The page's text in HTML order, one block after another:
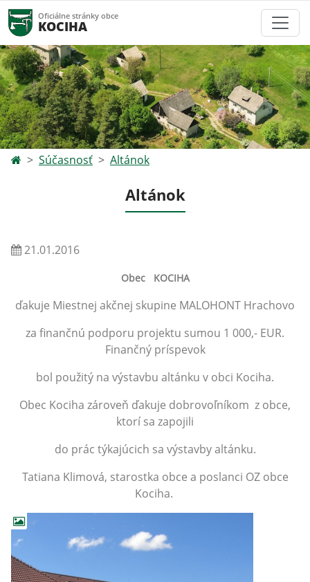
Oficiálne stránky obce
KOCIHA
Súčasnosť Altánok
Altánok
21.01.2016
Obec KOCIHA
ďakuje Miestnej akčnej skupine MALOHONT Hrachovo
za finančnú podporu projektu sumou 1 000,- EUR.
Finančný príspevok
bol použitý na výstavbu altánku v obci Kociha.
Obec Kociha zároveň ďakuje dobrovoľníkom z obce,
ktorí sa zapojili
do prác týkajúcich sa výstavby altánku.
Tatiana Klimová, starostka obce a poslanci OZ obce
Kociha.